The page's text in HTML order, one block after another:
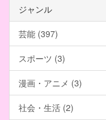
ジャンル
芸能 (397)
スポーツ (3)
漫画・アニメ (3)
社会・生活 (2)